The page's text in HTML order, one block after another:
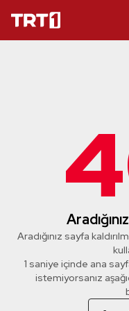
Aradığınız sayfa
1 saniye içinde ana
istemiyorsanız